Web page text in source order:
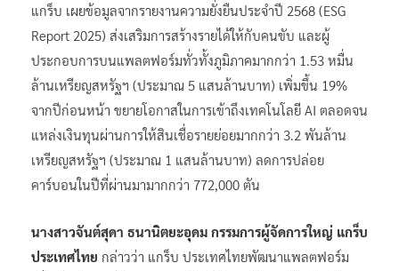
แกร็บ เผยข้อมูลจากรายงานความยั่งยืนประจำปี 2568 (ESG
Report 2025) ส่งเสริมการสร้างรายได้ให้กับคนขับ และผู้
ประกอบการบนแพลตฟอร์มทั่วทั้งภูมิภาคมากกว่า 1.53 หมื่น
ล้านเหรียญสหรัฐฯ (ประมาณ 5 แสนล้านบาท) เพิ่มขึ้น 19%
จากปีก่อนหน้า ขยายโอกาสในการเข้าถึงเทคโนโลยี AI ตลอดจน
แหล่งเงินทุนผ่านการให้สินเชื่อรายย่อยมากกว่า 3.2 พันล้าน
เหรียญสหรัฐฯ (ประมาณ 1 แสนล้านบาท) ลดการปล่อย
คาร์บอนในปีที่ผ่านมามากกว่า 772,000 ตัน
นางสาวจันต์สุดา ธนานิตยะอุดม กรรมการผู้จัดการใหญ่ แกร็บ
ประเทศไทย กล่าวว่า แกร็บ ประเทศไทยพัฒนาแพลตฟอร์ม